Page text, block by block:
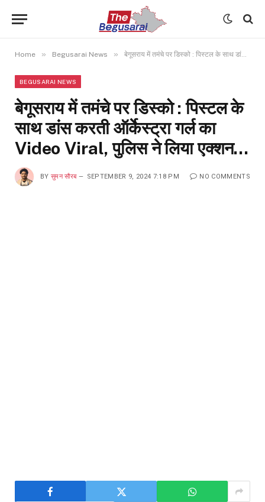
Home » Begusarai News » बेगूसराय में तमंचे पर डिस्को : पिस्टल के साथ डांस करती ऑर्केस्ट्रा गर्ल का Video Viral, पुलिस ने लिया एक्शन…
BEGUSARAI NEWS
बेगूसराय में तमंचे पर डिस्को : पिस्टल के
साथ डांस करती ऑर्केस्ट्रा गर्ल का
Video Viral, पुलिस ने लिया एक्शन…
BY सुमन सौरब SEPTEMBER 9, 2024 7:18 PM NO COMMENTS